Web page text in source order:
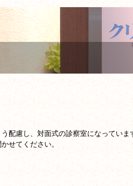
配慮し、対面式の診察室になっていま
せてください。